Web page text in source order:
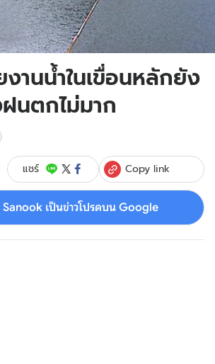
านน้ำในเขื่อนหลักยัง
นตกไม่มาก
แชร์ Copy link
Sanook เป็นข่าวโปรดบน Google